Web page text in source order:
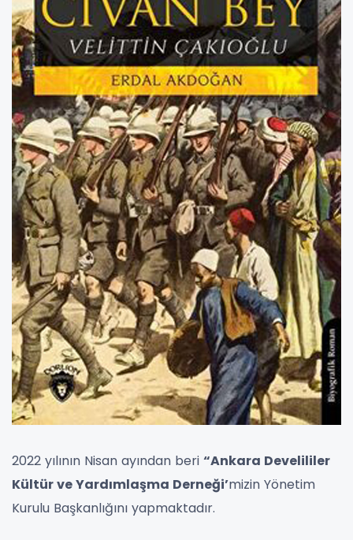
2022 yılının Nisan ayından beri “Ankara Develililer
Kültür ve Yardımlaşma Derneği’mizin Yönetim
Kurulu Başkanlığını yapmaktadır.